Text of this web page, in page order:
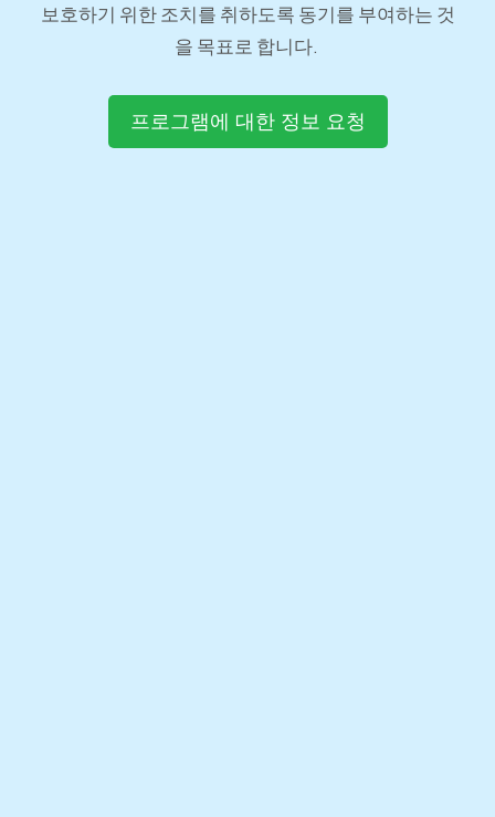
보호하기 위한 조치를 취하도록 동기를 부여하는 것
을 목표로 합니다.
프로그램에 대한 정보 요청